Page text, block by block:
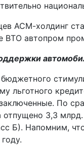
льготного
По
отпущено 3,3
Б). Напомним,